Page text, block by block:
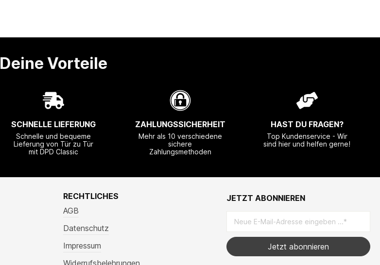
Deine Vorteile
SCHNELLE LIEFERUNG
Schnelle und bequeme
Lieferung von Tür zu Tür
mit DPD Classic
ZAHLUNGSSICHERHEIT
Mehr als 10 verschiedene
sichere
Zahlungsmethoden
HAST DU FRAGEN?
Top Kundenservice - Wir
sind hier und helfen gerne!
RECHTLICHES
AGB
Datenschutz
Impressum
Widerrufsbelehrungen
JETZT ABONNIEREN
Jetzt abonnieren